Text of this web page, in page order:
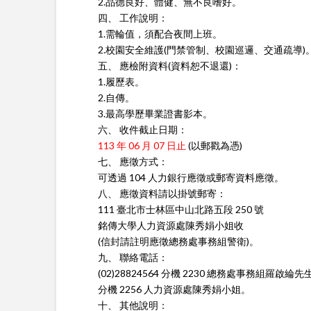
四、 工作說明：
1.需輪值，須配合夜間上班。
2.校園安全維護(門禁管制、校園巡邏、交通疏導)
五、 應檢附資料(資料恕不退還)：
1.履歷表。
2.自傳。
3.最高學歷畢業證書影本。
六、 收件截止日期：
113 年 06 月 07 日止 (以郵戳為憑)
七、 應徵方式：
可透過 104 人力銀行應徵或郵寄資料應徵。
八、 應徵資料請以掛號郵寄：
111 臺北市士林區中山北路五段 250 號
銘傳大學人力資源處陳秀娟小姐收
(信封請註明應徵總務處事務組警衛)。
九、 聯絡電話：
(02)28824564 分機 2230 總務處事務組羅啟綸先
分機 2256 人力資源處陳秀娟小姐。
十、 其他說明：